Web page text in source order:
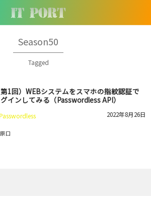
Season50
Tagged
第1回）WEBシステムをスマホの指紋認証で
インしてみる（Passwordless API）
2022年8月26日
原口